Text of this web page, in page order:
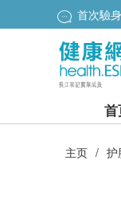
首次驗
主页 / 护